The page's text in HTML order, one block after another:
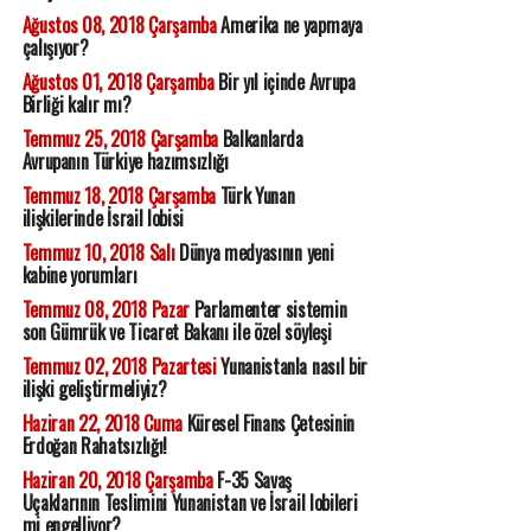
Ağustos 08, 2018 ÇarşambaAmerika ne yapmaya
çalışıyor?
Ağustos 01, 2018 ÇarşambaBir yıl içinde Avrupa
Birliği kalır mı?
Temmuz 25, 2018 ÇarşambaBalkanlarda
Avrupanın Türkiye hazımsızlığı
Temmuz 18, 2018 ÇarşambaTürk Yunan
ilişkilerinde İsrail lobisi
Temmuz 10, 2018 SalıDünya medyasının yeni
kabine yorumları
Temmuz 08, 2018 PazarParlamenter sistemin
son Gümrük ve Ticaret Bakanı ile özel söyleşi
Temmuz 02, 2018 PazartesiYunanistanla nasıl bir
ilişki geliştirmeliyiz?
Haziran 22, 2018 CumaKüresel Finans Çetesinin
Erdoğan Rahatsızlığı!
Haziran 20, 2018 ÇarşambaF-35 Savaş
Uçaklarının Teslimini Yunanistan ve İsrail lobileri
mi engelliyor?